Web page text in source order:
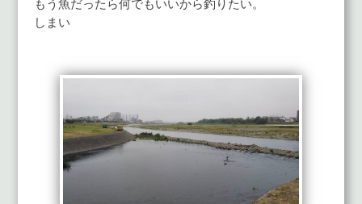
もう魚だったら何でもいいから釣りたい。
しまい